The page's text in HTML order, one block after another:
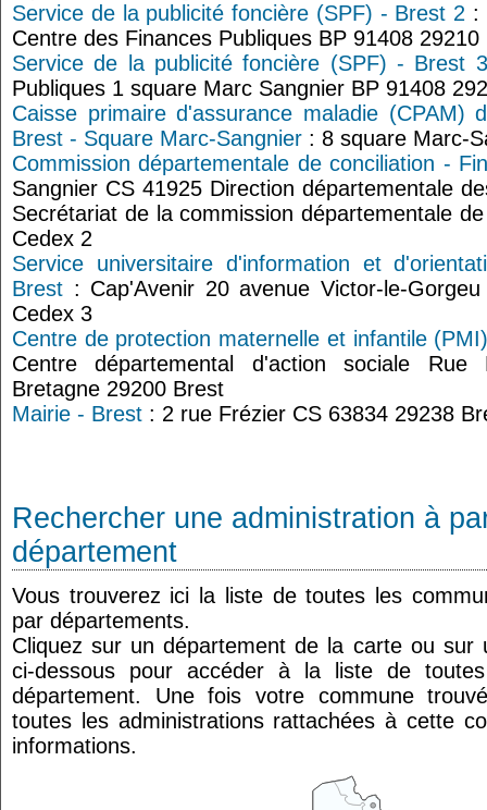
Service de la publicité foncière (SPF) - Brest 2 :
Centre des Finances Publiques BP 91408
Service de la publicité foncière (SPF) - Brest 3
Publiques 1 square Marc Sangnier BP 91408
Caisse primaire d'assurance maladie (CPAM)
Brest - Square Marc-Sangnier : 8 square Marc-
Commission départementale de conciliation -
Sangnier CS 41925 Direction départementale
Secrétariat de la commission départementale
Cedex 2
Service universitaire d'information et
Brest : Cap'Avenir 20 avenue Victor-le-
Cedex 3
Centre de protection maternelle et infantile
Centre départemental d'action sociale Rue
Bretagne 29200 Brest
Mairie - Brest : 2 rue Frézier CS 63834 29238
Rechercher une administration à
département
Vous trouverez ici la liste de toutes les
par départements.
Cliquez sur un département de la carte ou sur
ci-dessous pour accéder à la liste de
département. Une fois votre commune
toutes les administrations rattachées à cette
informations.